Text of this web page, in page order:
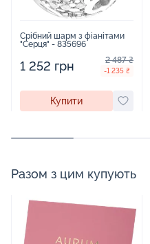
Срібний шарм з фіанітами
"Серця" - 835696
1 252 грн 2 487 ₴
-1 235 ₴
Купити
Разом з цим купують